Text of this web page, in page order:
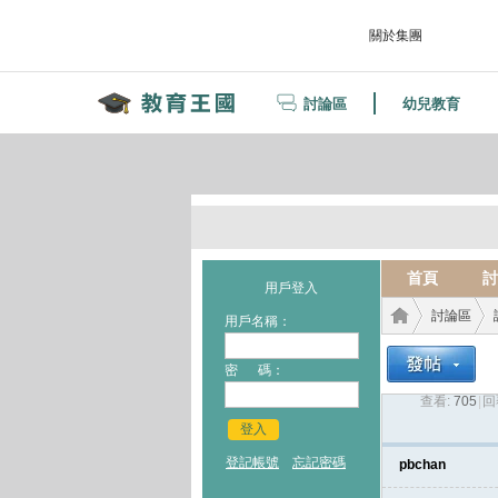
關於集團
討論區 幼兒教育
用戶登入
用戶名稱：
密 碼：
登入
登記帳號 忘記密碼
首頁
討論區
›
查看: 705
pbchan